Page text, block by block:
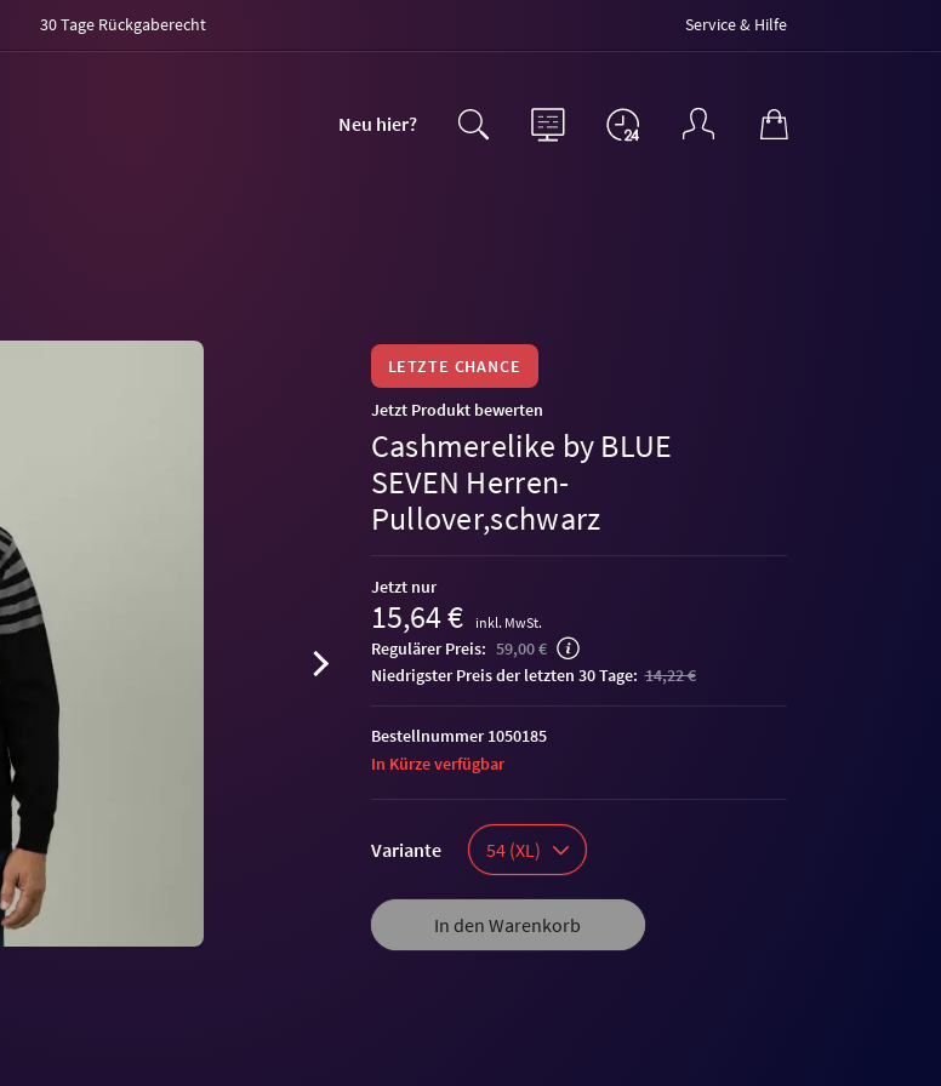
30 Tage Rückgaberecht Service & Hilfe
Neu hier?
LETZTE CHANCE
Jetzt Produkt bewerten
Cashmerelike by BLUE
SEVEN Herren-
Pullover,schwarz
Jetzt nur
15,64 € inkl. MwSt.
Regulärer Preis: 59,00 €
niedrigster Preis der letzten 30 Tage: 14,22 €
Variante 54 (XL)
In den Warenkorb
Bestellnummer 1050185
In Kürze verfügbar